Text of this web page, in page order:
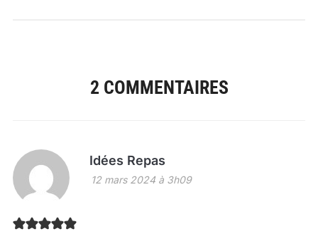
2 COMMENTAIRES
Idées Repas
12 mars 2024 à 3h09